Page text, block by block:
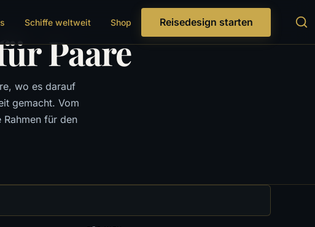
Schiffe weltweit Shop Reisedesign starten
Paare
wo es darauf
gemacht. Vom
für den